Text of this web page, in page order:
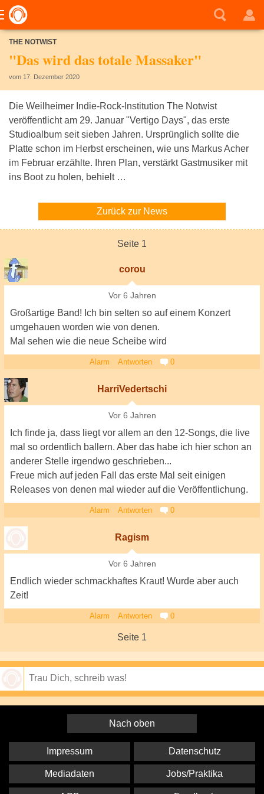
THE NOTWIST
"Das wird das totale Massaker"
vom 17. Dezember 2020
Die Weilheimer Indie-Rock-Institution The Notwist
veröffentlicht am 29. Januar "Vertigo Days", das erste
Studioalbum seit sieben Jahren. Ursprünglich sollte die
Platte schon im Herbst erscheinen, wie uns Markus Acher
im Februar erzählte. Ihren Plan, verstärkt Gastmusiker mit
ins Boot zu holen, behielt …
Zurück zur News
Seite 1
corou
Vor 6 Jahren
Großartige Band! Ich bin selten so auf einem Konzert
umgehauen worden wie von denen.
Mal sehen wie die neue Scheibe wird
Alarm Antworten 0
HarriVedertschi
Vor 6 Jahren
Ich finde ja, dass liegt vor allem an den 12-Songs, die live
mal so ordentlich ballern. Aber das habe ich hier schon an
anderer Stelle irgendwo geschrieben...
Freue mich auf jeden Fall das erste Mal seit einigen
Releases von denen mal wieder auf die Veröffentlichung.
Alarm Antworten 0
Ragism
Vor 6 Jahren
Endlich wieder schmackhaftes Kraut! Wurde aber auch
Zeit!
Alarm Antworten 0
Seite 1
Nach oben
Impressum Datenschutz
Mediadaten Jobs/Praktika